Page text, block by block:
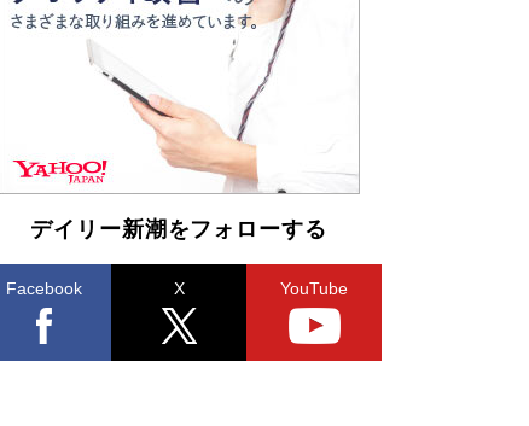
戦争の記憶
Book Bang
デイリー新潮をフォローする
Facebook X YouTube